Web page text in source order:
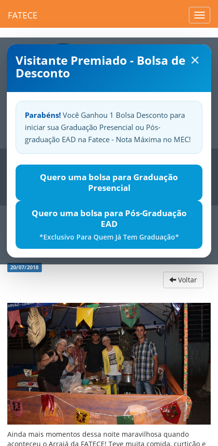
FATECE
×
Visitante Premiado - Bolsa de
Desconto
Parabéns! Você Ganhou 1 Bolsa Desconto para
iniciar sua Graduação Presencial ou Pós-
graduação EAD na Fatece - Nota Máxima no MEC!
Quero uma bolsa para Graduação
Presencial
Quero uma bolsa para Pós-Graduação
EAD
*Exclusivo Para Quem Já Tem Graduação*
SuaFatece.Seuorgulho.
Previous
Mais Fotos no nosso ARRAIÃ
20/07/2018
Voltar
Ainda mais momentos dessa noite maravilhosa quando
aconteceu o Arraiá da FATECE! Teve muita comida, curtição e